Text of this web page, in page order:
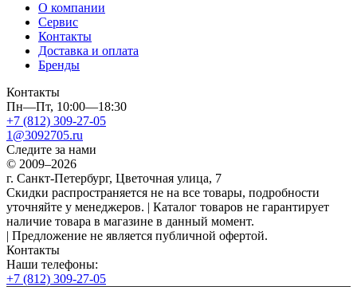
О компании
Сервис
Контакты
Доставка и оплата
Бренды
Контакты
Пн—Пт, 10:00—18:30
+7 (812) 309-27-05
1@3092705.ru
Следите за нами
© 2009–2026
г. Санкт-Петербург, Цветочная улица, 7
Скидки распространяется не на все товары, подробности
уточняйте у менеджеров. | Каталог товаров не гарантирует
наличие товара в магазине в данный момент.
| Предложение не является публичной офертой.
Контакты
Наши телефоны:
+7 (812) 309-27-05